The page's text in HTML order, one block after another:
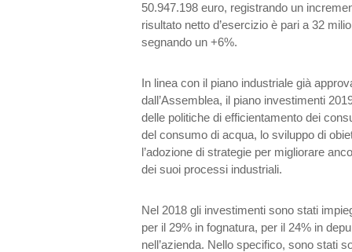
50.947.198 euro, registrando un
risultato netto d’esercizio è pari a 32
segnando un +6%.
In linea con il piano industriale già
dall’Assemblea, il piano investimenti
delle politiche di efficientamento dei
del consumo di acqua, lo sviluppo di
l’adozione di strategie per migliorare
dei suoi processi industriali.
Nel 2018 gli investimenti sono stati
per il 29% in fognatura, per il 24% in
nell’azienda. Nello specifico, sono stati